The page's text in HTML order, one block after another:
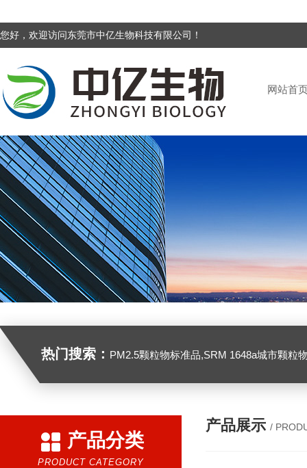
您好，欢迎访问东莞市中亿生物科技有限公司！
网站首
热门搜索： PM2.5颗粒物标准品,SRM 1648a城市颗粒物,SRM 1649B
产品分类
PRODUCT CATEGORY
产品展示 /